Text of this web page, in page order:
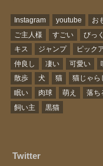
Instagram youtube お
ご主人様
すごい びっ
キス
ジャンプ ピック
仲良し
凄い 可愛い
散歩
犬 猫 猫じゃら
眠い
肉球 萌え 落ち
飼い主
黒猫
Twitter